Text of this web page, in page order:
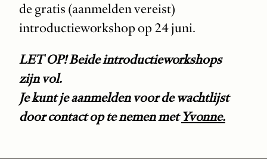
de gratis (aanmelden vereist)
introductieworkshop op 24 juni.
LET OP! Beide introductieworkshops
zijn vol.
Je kunt je aanmelden voor de wachtlijst
door contact op te nemen metYvonne.